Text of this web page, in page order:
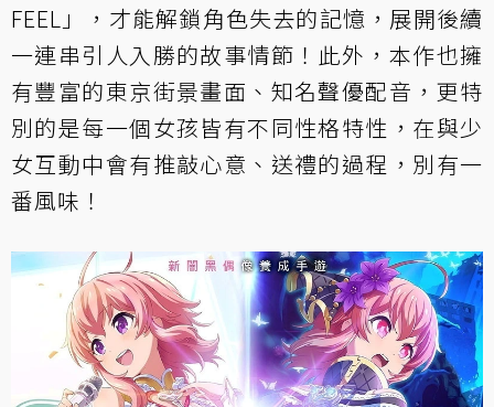
FEEL」，才能解鎖角色失去的記憶，展開後續
一連串引人入勝的故事情節！此外，本作也擁
有豐富的東京街景畫面、知名聲優配音，更特
別的是每一個女孩皆有不同性格特性，在與少
女互動中會有推敲心意、送禮的過程，別有一
番風味！